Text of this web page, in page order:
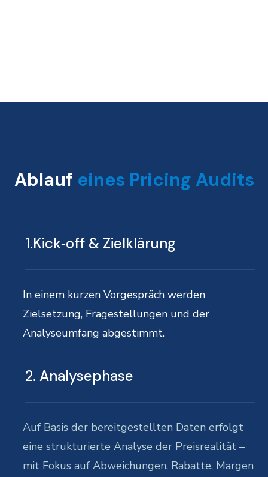
Ablauf eines Pricing Audits
1.Kick‑off & Zielklärung
In einem kurzen Vorgespräch werden
Zielsetzung, Fragestellungen und der
Analyseumfang abgestimmt.
2. Analysephase
Auf Basis der bereitgestellten Daten erfolgt
eine strukturierte Analyse der Preisrealität –
mit Fokus auf Abweichungen, Rabatte, Margen